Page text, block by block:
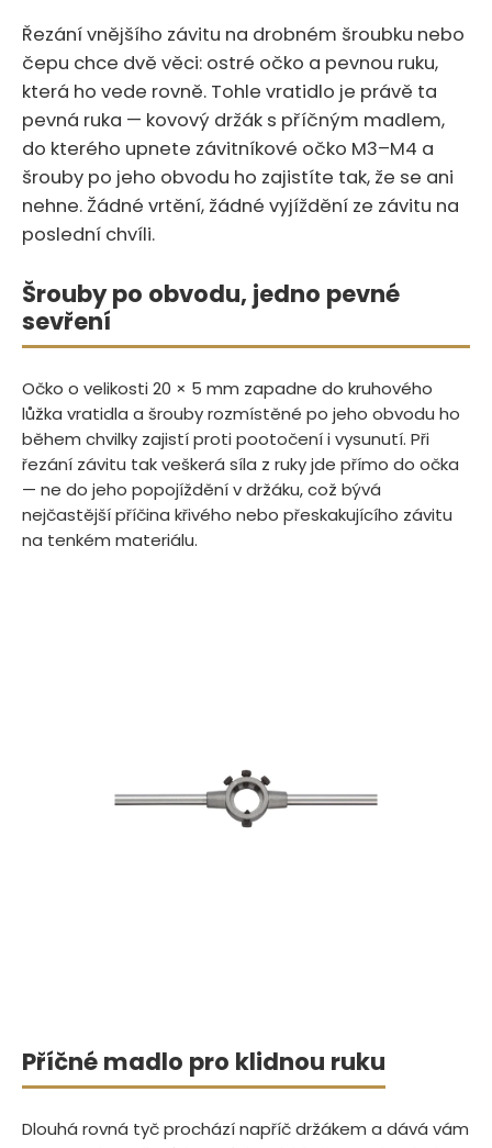
Řezání vnějšího závitu na drobném šroubku nebo
čepu chce dvě věci: ostré očko a pevnou ruku,
která ho vede rovně.‍​‍​​​​​​‌‌‌‌‌‌‌‌​​​‌‌‌​​​‌​‌​​‌‌​‌ Tohle vratidlo je právě ta
pevná ruka — kovový držák s příčným madlem,
do kterého upnete závitníkové očko M3–M4 a
šrouby po jeho obvodu ho zajistíte tak, že se ani
nehne. Žádné vrtění, žádné vyjíždění ze závitu na
poslední chvíli.
Šrouby po obvodu, jedno pevné
sevření
Očko o velikosti 20 × 5 mm zapadne do kruhového
lůžka vratidla a šrouby rozmístěné po jeho obvodu ho
během chvilky zajistí proti pootočení i vysunutí. Při
řezání závitu tak veškerá síla z ruky jde přímo do očka
— ne do jeho popojíždění v držáku, což bývá
nejčastější příčina křivého nebo přeskakujícího závitu
na tenkém materiálu.
Příčné madlo pro klidnou ruku
Dlouhá rovná tyč prochází napříč držákem a dává vám